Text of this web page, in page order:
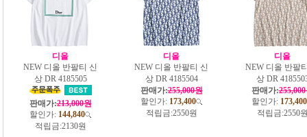
디올
NEW 디올 반팔티 신
상 DR 4185505
판매가:213,000원
할인가: 144,840
적립금:2130원
디올
NEW 디올 반팔티 신
상 DR 4185504
판매가:255,000원
할인가: 173,400
적립금:2550원
디올
NEW 디올 반팔
상 DR
판매가:
할인가: 173,400
적립금:2550